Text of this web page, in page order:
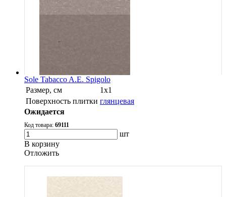
Sole Tabacco A.E. Spigolo
Размер, см
1х1
Поверхность плитки глянцевая
Ожидается
Код товара: 69111
шт
В корзину
Oтложить